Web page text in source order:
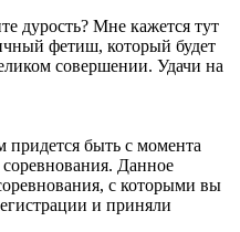
дурость? Мне кажется тут
фетиш, который будет
совершении. Удачи на
придется быть с момента
Данное
с которыми вы
и приняли